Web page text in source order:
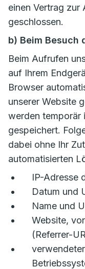
einen Vertrag zur
geschlossen.
b) Beim Besuch
Beim Aufrufen
auf Ihrem
Browser
unserer Website
werden temporär
gespeichert.
dabei ohne Ihr
automatisierten
IP-Adresse
Datum und
Name und
Website,
(Referrer-